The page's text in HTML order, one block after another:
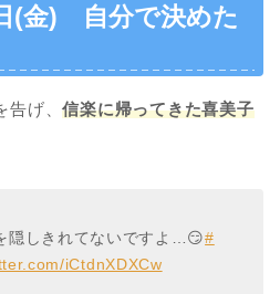
(金) 自分で決めた
告げ、信楽に帰ってきた喜美子
隠しきれてないですよ…😏#
iCtdnXDXCw